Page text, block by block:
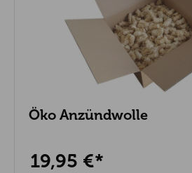
Öko Anzündwolle
19,95 €*